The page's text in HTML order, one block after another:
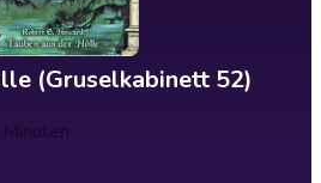
(Gruselkabinett 52)